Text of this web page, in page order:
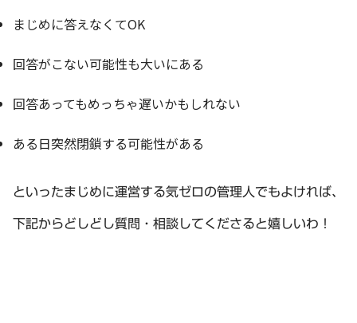
まじめに答えなくてOK
回答がこない可能性も大いにある
回答あってもめっちゃ遅いかもしれない
ある日突然閉鎖する可能性がある
といったまじめに運営する気ゼロの管理人でもよければ、
下記からどしどし質問・相談してくださると嬉しいわ！